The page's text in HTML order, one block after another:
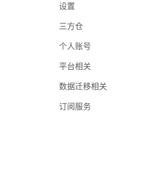
移动APP
设置
三方仓
三方物流
个人账号
功能更新日志
设置
三方仓
个人账号
平台相关
数据迁移相关
订阅服务